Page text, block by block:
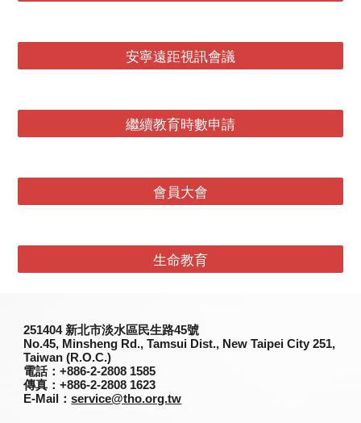
安寧遠距視訊會議
繼續教育時數申請
會員大會
生命教育
251404新北市淡水區民生路45號
No.45, Minsheng Rd., Tamsui Dist., New Taipei City 251,
Taiwan (R.O.C.)
電話：+886-2-2808 1585
傳真 ：+886-2-2808 1623
E-Mail：service@tho.org.tw